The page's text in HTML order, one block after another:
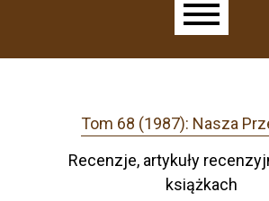
Tom 68 (1987): Nasza
Recenzje, artykuły
książkach